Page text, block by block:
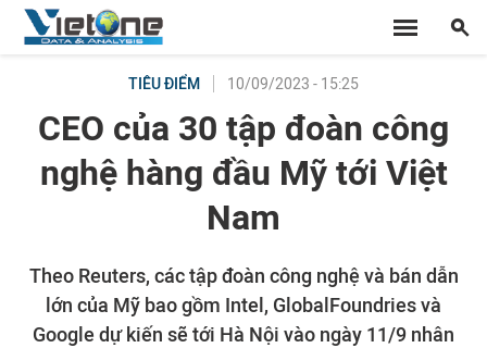
TIÊU ĐIỂM 10/09/2023 - 15:25
CEO của 30 tập đoàn công
nghệ hàng đầu Mỹ tới Việt
Nam
Theo Reuters, các tập đoàn công nghệ và bán dẫn
lớn của Mỹ bao gồm Intel, GlobalFoundries và
Google dự kiến sẽ tới Hà Nội vào ngày 11/9 nhân